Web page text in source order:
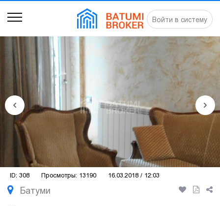
Войти в систему
ID: 308 Просмотры: 13190 16.03.2018 / 12:03
Батуми